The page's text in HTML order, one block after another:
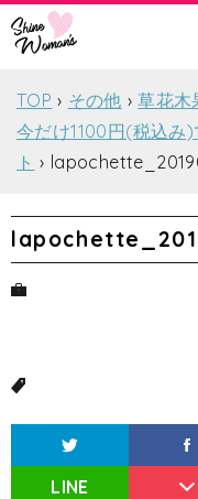
TOP その他
草花木
今だけ1100円(税込み
ト
LINE